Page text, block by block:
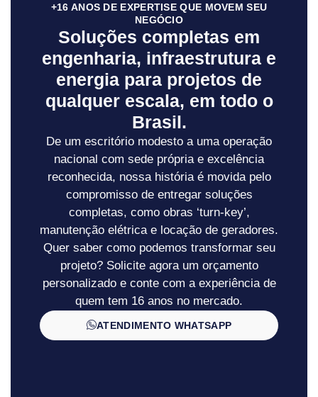
+16 ANOS DE EXPERTISE QUE MOVEM SEU
NEGÓCIO
Soluções completas em
engenharia, infraestrutura e
energia para projetos de
qualquer escala, em todo o
Brasil.
De um escritório modesto a uma operação
nacional com sede própria e excelência
reconhecida, nossa história é movida pelo
compromisso de entregar soluções
completas, como obras ‘turn-key’,
manutenção elétrica e locação de geradores.
Quer saber como podemos transformar seu
projeto? Solicite agora um orçamento
personalizado e conte com a experiência de
quem tem 16 anos no mercado.
ATENDIMENTO WHATSAPP